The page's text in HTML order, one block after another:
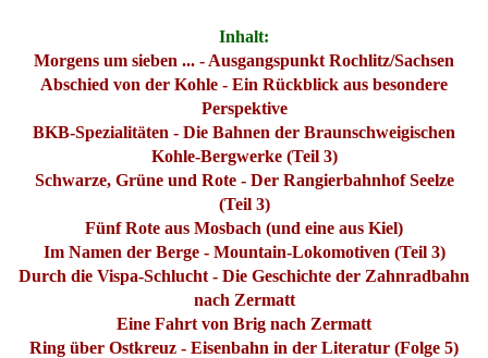
Inhalt:
Morgens um sieben ... - Ausgangspunkt Rochlitz/Sachsen
Abschied von der Kohle - Ein Rückblick aus besondere
Perspektive
BKB-Spezialitäten - Die Bahnen der Braunschweigischen
Kohle-Bergwerke (Teil 3)
Schwarze, Grüne und Rote - Der Rangierbahnhof Seelze
(Teil 3)
Fünf Rote aus Mosbach (und eine aus Kiel)
Im Namen der Berge - Mountain-Lokomotiven (Teil 3)
Durch die Vispa-Schlucht - Die Geschichte der Zahnradbahn
nach Zermatt
Eine Fahrt von Brig nach Zermatt
Ring über Ostkreuz - Eisenbahn in der Literatur (Folge 5)